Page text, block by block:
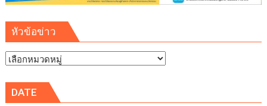
หัวข้อข่าว
หัวข้อ
DATE